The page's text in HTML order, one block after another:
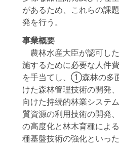
があるため、これらの課
発を行う。
事業概要
農林水産大臣が認可し
施するために必要な人件
を手当てし、①森林の多
けた森林管理技術の開発
向けた持続的林業システ
質資源の利用技術の開発
の高度化と林木育種によ
種基盤技術の強化といっ